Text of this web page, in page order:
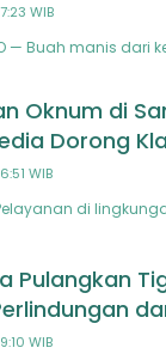
WIB
— Buah manis dari
Oknum di
Dorong
WIB
Pelayanan di
Pulangkan
WIB